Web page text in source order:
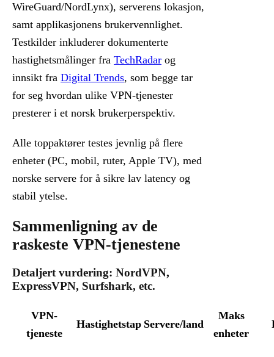
WireGuard/NordLynx), serverens lokasjon,
samt applikasjonens brukervennlighet.
Testkilder inkluderer dokumenterte
hastighetsmålinger fra TechRadar og
innsikt fra Digital Trends, som begge tar
for seg hvordan ulike VPN-tjenester
presterer i et norsk brukerperspektiv.
Alle toppaktører testes jevnlig på flere
enheter (PC, mobil, ruter, Apple TV), med
norske servere for å sikre lav latency og
stabil ytelse.
Sammenligning av de
raskeste VPN-tjenestene
Detaljert vurdering: NordVPN,
ExpressVPN, Surfshark, etc.
VPN-
tjeneste
Hastighetstap Servere/land
Maks
enheter